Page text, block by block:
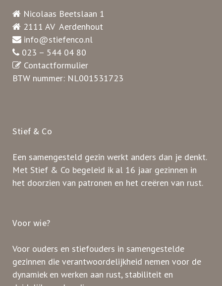
Nicolaas Beetslaan 1
2111 AV Aerdenhout
info@stiefenco.nl
023 – 544 04 80
Contactformulier
BTW nummer: NL001531723
Stief & Co
Een samengesteld gezin werkt anders dan je denkt.
Met Stief & Co begeleid ik al 16 jaar gezinnen in
het doorzien van patronen en het creëren van rust.
Voor wie?
Voor ouders en stiefouders in samengestelde
gezinnen die verantwoordelijkheid nemen voor de
dynamiek en werken aan rust, stabiliteit en